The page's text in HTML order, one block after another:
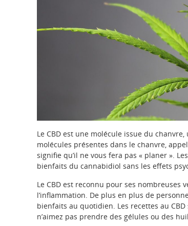
Le CBD est une molécule issue du
molécules présentes dans le chanvre,
signifie qu’il ne vous fera pas « planer ».
bienfaits du cannabidiol sans les effets
Le CBD est reconnu pour ses nombreuses
l’inflammation. De plus en plus de
bienfaits au quotidien. Les recettes au
n’aimez pas prendre des gélules ou des